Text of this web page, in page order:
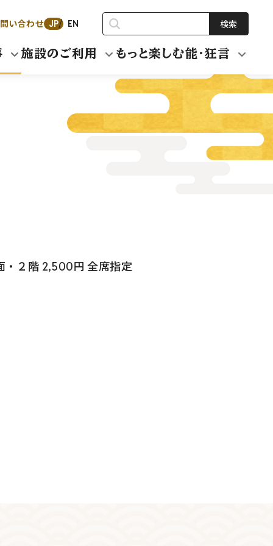
い合わせ JP EN 検索
施設のご利用 もっと楽しむ能・狂言
２階 2,500円 全席指定